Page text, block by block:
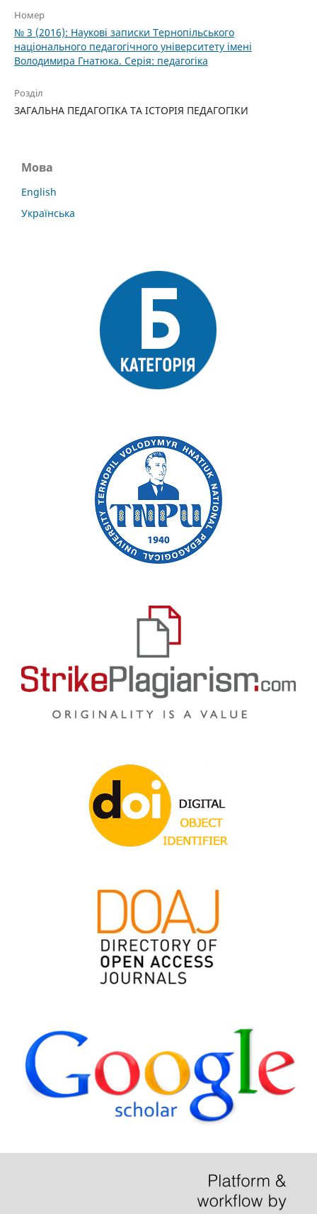
Номер
№ 3 (2016): Наукові записки Тернопільського
національного педагогічного університету імені
Володимира Гнатюка. Серія: педагогіка
Розділ
ЗАГАЛЬНА ПЕДАГОГІКА ТА ІСТОРІЯ ПЕДАГОГІКИ
Мова
English
Українська